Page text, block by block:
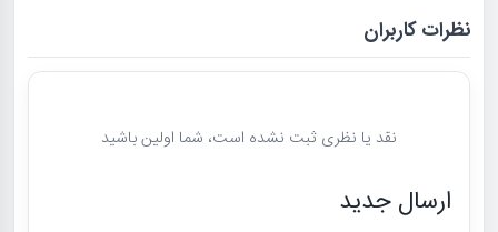
نظرات کاربران
نقد یا نظری ثبت نشده است، شما اولین باشید
ارسال جدید